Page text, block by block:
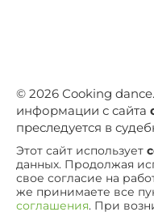
© 2026 Сooking
информации с сайта
преследуется в
Этот сайт использует
данных. Продолжая
свое согласие на
же принимаете все
соглашения. При